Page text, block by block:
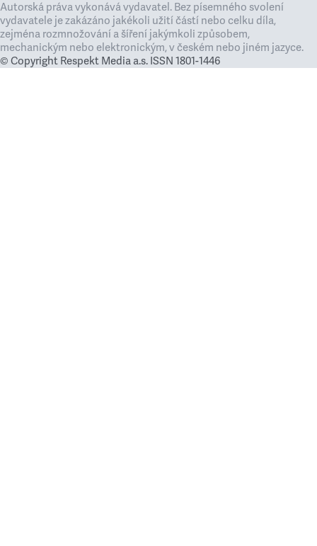
Autorská práva vykonává vydavatel. Bez písemného svolení
vydavatele je zakázáno jakékoli užití částí nebo celku díla,
zejména rozmnožování a šíření jakýmkoli způsobem,
mechanickým nebo elektronickým, v českém nebo jiném jazyce.
© Copyright Respekt Media a.s. ISSN 1801-1446